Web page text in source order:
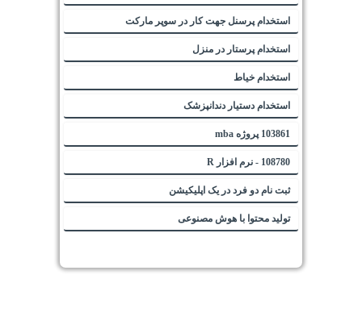
استخدام پرسنل جهت کار در سوپر مارکت
استخدام پرستار در منزل
استخدام خیاط
استخدام دستیار دندانپزشک
103861 پروژه mba
108780 - نرم افزار R
ثبت نام دو فرد در یک اپلیکیشن
تولید محتوا با هوش مصنوعی